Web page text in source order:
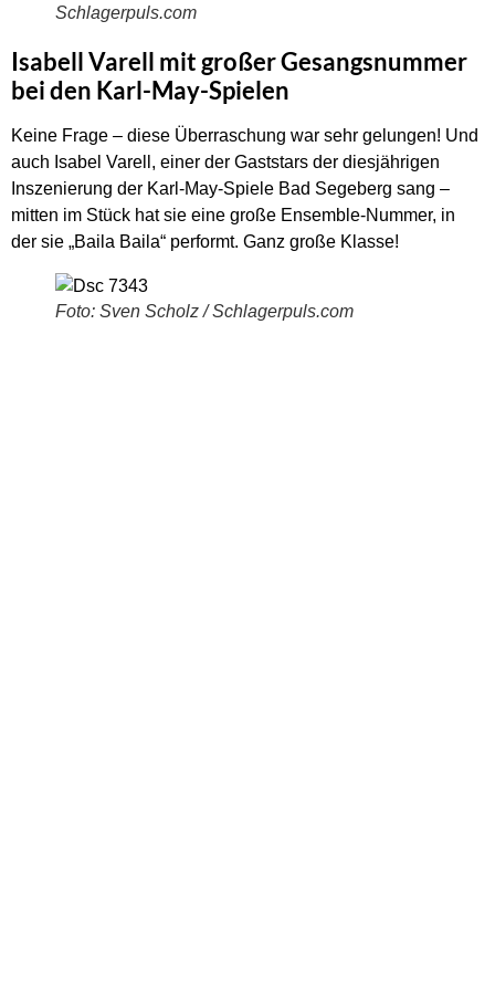
Schlagerpuls.com
Isabell Varell mit großer Gesangsnummer
bei den Karl-May-Spielen
Keine Frage – diese Überraschung war sehr gelungen! Und
auch Isabel Varell, einer der Gaststars der diesjährigen
Inszenierung der Karl-May-Spiele Bad Segeberg sang –
mitten im Stück hat sie eine große Ensemble-Nummer, in
der sie „Baila Baila“ performt. Ganz große Klasse!
Foto: Sven Scholz / Schlagerpuls.com